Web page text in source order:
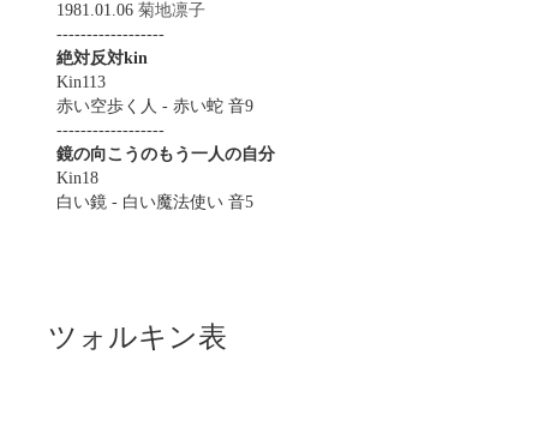
1981.01.06 菊地凛子
------------------
絶対反対kin
Kin113
赤い空歩く人 - 赤い蛇 音9
------------------
鏡の向こうのもう一人の自分
Kin18
白い鏡 - 白い魔法使い 音5
ツォルキン表